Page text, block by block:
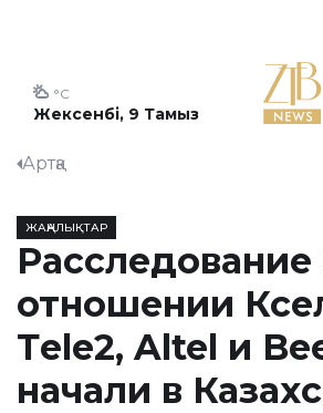
Жексенбі, 9 Тамыз
°C
Артқа
ЖАҢАЛЫҚТАР
Расследование
отношении
Тele2, Altel и
начали в